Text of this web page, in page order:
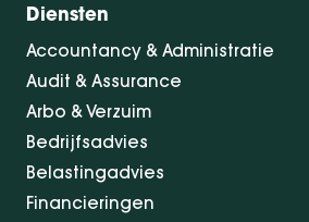
Diensten
Accountancy & Administratie
Audit & Assurance
Arbo & Verzuim
Bedrijfsadvies
Belastingadvies
Financieringen